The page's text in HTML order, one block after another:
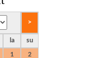
la
su
1
2